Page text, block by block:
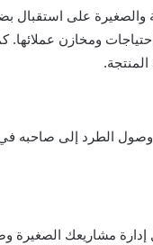
على استقبال
ومخازن عملائها.
الطرد إلى صاحبه
مشاريعك الصغيرة